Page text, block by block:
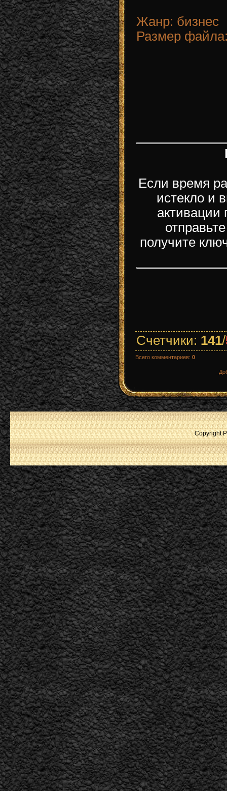
Жанр: бизнес
Размер
Если время
истекло и
активации
получите
Счетчики: 141/
Всего комментариев: 0
Copyright